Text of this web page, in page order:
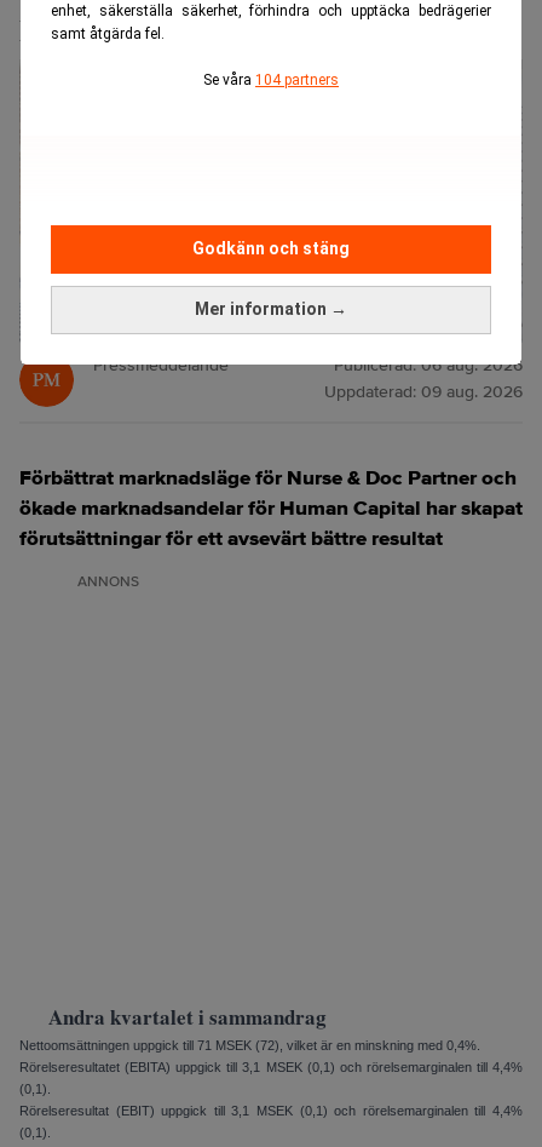
enhet, säkerställa säkerhet, förhindra och upptäcka bedrägerier
samt åtgärda fel.
Se våra 104 partners
Mer information →
Godkänn och stäng
Halvårsrapport januari - juni 2026
Pressmeddelande Publicerad:06 aug. 2026
Uppdaterad: 09 aug. 2026
Förbättrat marknadsläge för Nurse & Doc Partner och
ökade marknadsandelar för Human Capital har skapat
förutsättningar för ett avsevärt bättre resultat
ANNONS
Andra kvartalet i sammandrag
Nettoomsättningen uppgick till 71 MSEK (72), vilket är en minskning med 0,4%.
Rörelseresultatet (EBITA) upp­gick till 3,1 MSEK (0,1) och rörelse­marginalen till 4,4%
(0,1).
Rörelseresultat (EBIT) uppgick till 3,1 MSEK (0,1) och rörelsemarginalen till 4,4%
(0,1).